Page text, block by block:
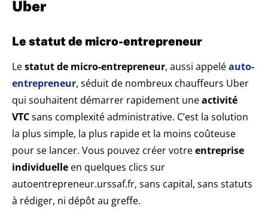
Uber
Le statut de micro-entrepreneur
Lestatut de micro-entrepreneur, aussi appeléauto-
entrepreneur, séduit de nombreux chauffeurs Uber
qui souhaitent démarrer rapidement uneactivité
VTCsans complexité administrative. C’est la solution
la plus simple, la plus rapide et la moins coûteuse
pour se lancer. Vous pouvez créer votreentreprise
individuelle en quelques clics sur
autoentrepreneur.urssaf.fr, sans capital, sans statuts
à rédiger, ni dépôt au greffe.